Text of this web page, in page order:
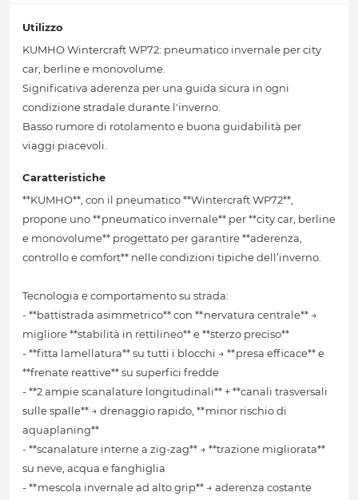
Utilizzo
KUMHO Wintercraft WP72: pneumatico invernale per city
car, berline e monovolume.
Significativa aderenza per una guida sicura in ogni
condizione stradale durante l'inverno.
Basso rumore di rotolamento e buona guidabilità per
viaggi piacevoli.
Caratteristiche
**KUMHO**, con il pneumatico **Wintercraft WP72**,
propone uno **pneumatico invernale** per **city car, berline
e monovolume** progettato per garantire **aderenza,
controllo e comfort** nelle condizioni tipiche dell’inverno.
Tecnologia e comportamento su strada:
- **battistrada asimmetrico** con **nervatura centrale** →
migliore **stabilità in rettilineo** e **sterzo preciso**
- **fitta lamellatura** su tutti i blocchi → **presa efficace** e
**frenate reattive** su superfici fredde
- **2 ampie scanalature longitudinali** + **canali trasversali
sulle spalle** → drenaggio rapido, **minor rischio di
aquaplaning**
- **scanalature interne a zig-zag** → **trazione migliorata**
su neve, acqua e fanghiglia
- **mescola invernale ad alto grip** → aderenza costante